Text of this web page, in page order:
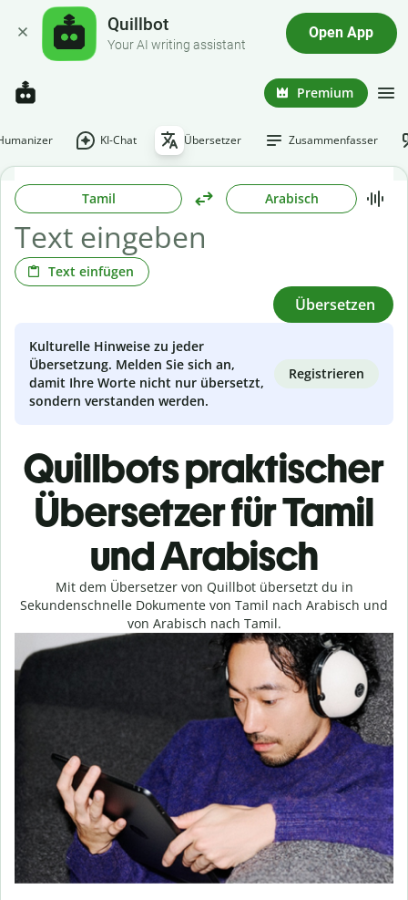
Quillbot
Your AI writing assistant
Open App
Premium
KI-Chat Übersetzer Zusammenfasser
Tamil Arabisch
Text einfügen
Übersetzen
Kulturelle Hinweise zu jeder
Übersetzung. Melden Sie sich an,
damit Ihre Worte nicht nur übersetzt,
sondern verstanden werden.
Registrieren
Quillbots praktischer
Übersetzer für Tamil
und Arabisch
Mit dem Übersetzer von Quillbot übersetzt du in
Sekundenschnelle Dokumente von Tamil nach Arabisch und
von Arabisch nach Tamil.